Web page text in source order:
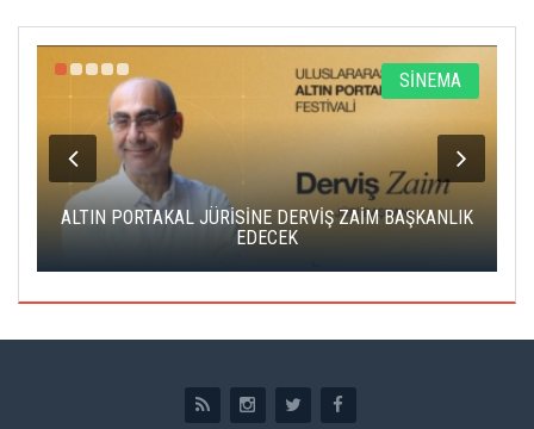
SİNEMA
ALTIN PORTAKAL JÜRİSİNE DERVİŞ ZAİM BAŞKANLIK
EDECEK